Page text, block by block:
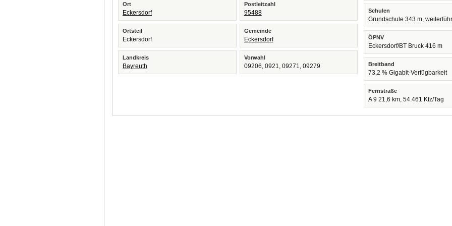
Ort
Eckersdorf
Postleitzahl
95488
Ortsteil
Eckersdorf
Gemeinde
Eckersdorf
Landkreis
Bayreuth
Vorwahl
09206, 0921, 09271, 09279
Schulen
Grundschule 343 m,
ÖPNV
Eckersdorf/BT Bruck 416 m
Breitband
73,2 % Gigabit-Verfügbarkeit
Fernstraße
A 9 21,6 km, 54.461 Kfz/Tag